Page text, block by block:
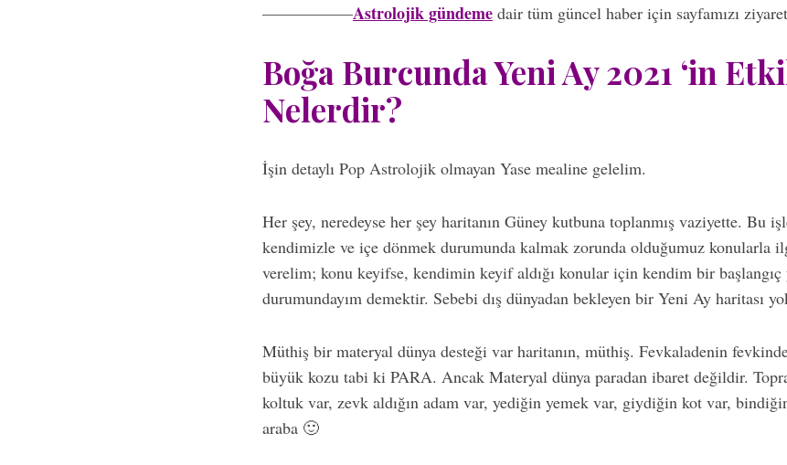
—————–Astrolojik gündeme dair tüm güncel haber için sayfamızı
Boğa Burcunda Yeni Ay 2021 ‘in
Nelerdir?
İşin detaylı Pop Astrolojik olmayan Yase mealine gelelim.
Her şey, neredeyse her şey haritanın Güney kutbuna toplanmış vaziyette. Bu
kendimizle ve içe dönmek durumunda kalmak zorunda olduğumuz konularla
verelim; konu keyifse, kendimin keyif aldığı konular için kendim bir başlangıç
durumundayım demektir. Sebebi dış dünyadan bekleyen bir Yeni Ay haritası
Müthiş bir materyal dünya desteği var haritanın, müthiş. Fevkaladenin
büyük kozu tabi ki PARA. Ancak Materyal dünya paradan ibaret değildir.
koltuk var, zevk aldığın adam var, yediğin yemek var, giydiğin kot var,
araba 🙂